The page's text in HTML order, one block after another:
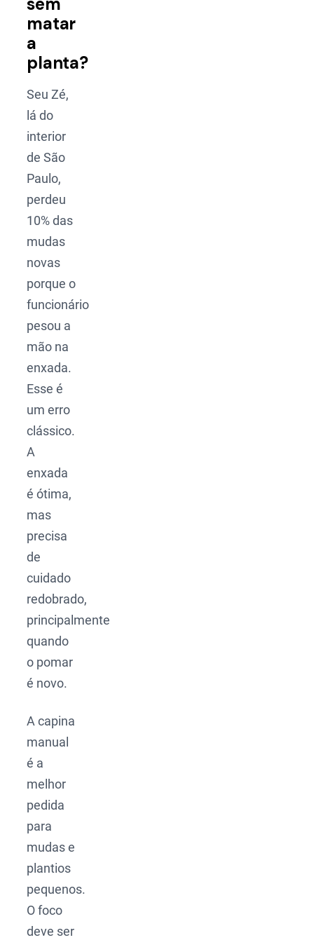
matar
a
planta?
Seu Zé,
lá do
interior
de São
Paulo,
perdeu
10% das
mudas
novas
porque o
funcionário
pesou a
mão na
enxada.
Esse é
um erro
clássico.
A
enxada
é ótima,
mas
precisa
de
cuidado
redobrado,
principalmente
quando
o pomar
é novo.
A capina
manual
é a
melhor
pedida
para
mudas e
plantios
pequenos.
O foco
deve ser